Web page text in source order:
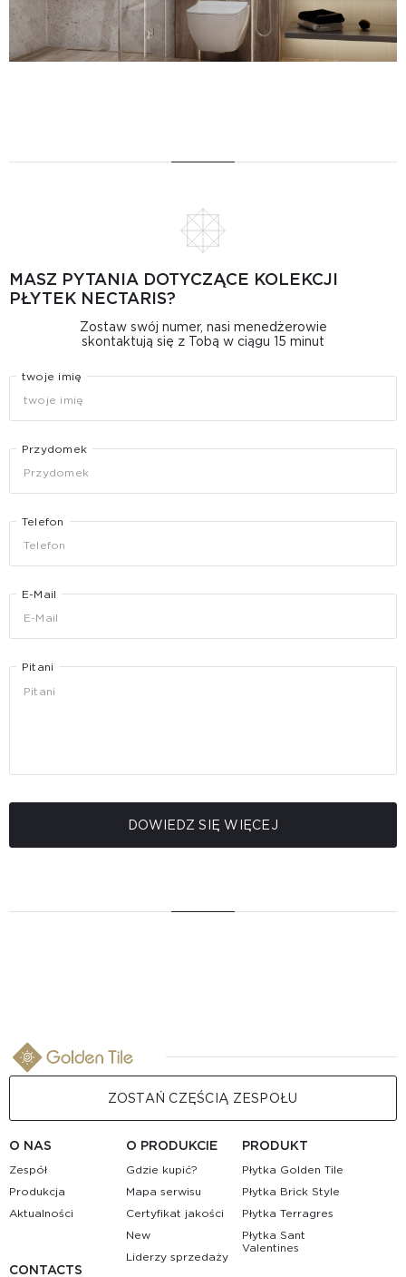
MASZ PYTANIA DOTYCZĄCE KOLEKCJI
PŁYTEK NECTARIS?
Zostaw swój numer, nasi menedżerowie
skontaktują się z Tobą w ciągu 15 minut
twoje imię
Przydomek
Telefon
E-Mail
Pitani
DOWIEDZ SIĘ WIĘCEJ
ZOSTAŃ CZĘŚCIĄ ZESPOŁU
O NAS
Zespół
Produkcja
Aktualności
O PRODUKCIE
Gdzie kupić?
Mapa serwisu
Certyfikat jakości
New
Liderzy sprzedaży
PRODUKT
Płytka Golden Tile
Płytka Brick Style
Płytka Terragres
Płytka Sant
Valentines
CONTACTS